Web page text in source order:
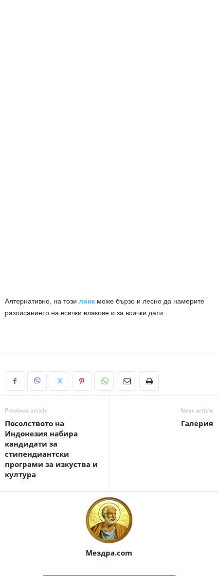
Алтернативно, на този линк може бързо и лесно да намерите
разписанието на всички влакове и за всички дати.
Previous article
Посолството на
Индонезия набира
кандидати за
стипендиантски
програми за изкуства и
култура
Next article
Галерия
Мездра.com